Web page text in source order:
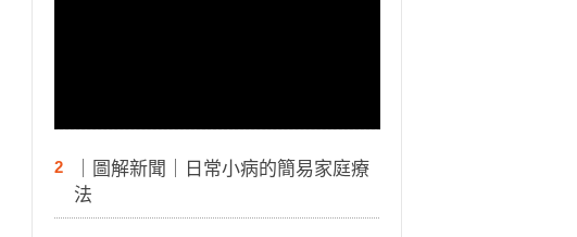
2
｜圖解新聞｜日常小病的簡易家庭療
法